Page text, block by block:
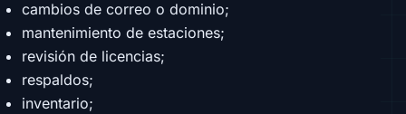
cambios de correo o dominio;
mantenimiento de estaciones;
revisión de licencias;
respaldos;
inventario;